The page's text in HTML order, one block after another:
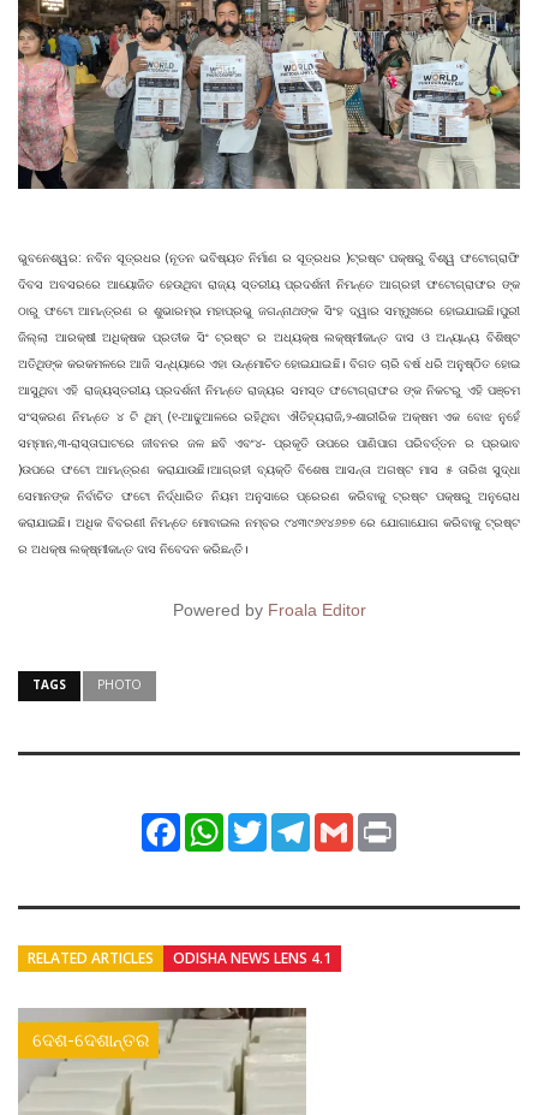
ଭୁବନେଶ୍ୱର: ନବିନ ସୂତ୍ରଧର (ନୂତନ ଭବିଷ୍ୟତ ନିର୍ମାଣ ର ସୂତ୍ରଧର )ଟ୍ରଷ୍ଟ ପକ୍ଷରୁ ବିଶ୍ୱ ଫଟୋଗ୍ରାଫି
ଦିବସ ଅବସରରେ ଆୟୋଜିତ ହେଉଥିବା ରାଜ୍ୟ ସ୍ତରୀୟ ପ୍ରଦର୍ଶନୀ ନିମନ୍ତେ ଆଗ୍ରହୀ ଫଟୋଗ୍ରାଫର ଙ୍କ
ଠାରୁ ଫଟୋ ଆମନ୍ତ୍ରଣ ର ଶୁଭାରମ୍ଭ ମହାପ୍ରଭୁ ଜଗନ୍ନାଥଙ୍କ ସିଂହ ଦ୍ୱାର ସମ୍ମୁଖରେ ହୋଇଯାଇଛି।ପୁରୀ
ଜିଲ୍ଲା ଆରକ୍ଷୀ ଅଧିକ୍ଷକ ପ୍ରତୀକ ସିଂ ଟ୍ରଷ୍ଟ ର ଅଧ୍ୟକ୍ଷ ଲକ୍ଷ୍ମୀକାନ୍ତ ଦାସ ଓ ଅନ୍ୟାନ୍ୟ ବିଶିଷ୍ଟ
ଅତିଥିଙ୍କ କରକମଳରେ ଆଜି ସନ୍ଧ୍ୟାରେ ଏହା ଉନ୍ମୋଚିତ ହୋଇଯାଇଛି। ବିଗତ ଚାରି ବର୍ଷ ଧରି ଅନୁଷ୍ଠିତ ହୋଇ
ଆସୁଥିବା ଏହି ରାଜ୍ୟସ୍ତରୀୟ ପ୍ରଦର୍ଶନୀ ନିମନ୍ତେ ରାଜ୍ୟର ସମସ୍ତ ଫଟୋଗ୍ରାଫର ଙ୍କ ନିକଟରୁ ଏହି ପଞ୍ଚମ
ସଂସ୍କରଣ ନିମନ୍ତେ ୪ ଟି ଥିମ୍ (୧-ଆଢୁଆଳରେ ରହିଥିବା ଐତିହ୍ୟରାଜି,୨-ଶାରୀରିକ ଅକ୍ଷମ ଏକ ବୋଝ ନୁହେଁ
ସମ୍ମାନ,୩-ରାସ୍ତାଘାଟରେ ଜୀବନର ଜଳ ଛବି ଏବଂ୪- ପ୍ରକୃତି ଉପରେ ପାଣିପାଗ ପରିବର୍ତ୍ତନ ର ପ୍ରଭାବ
)ଉପରେ ଫଟୋ ଆମନ୍ତ୍ରଣ କରାଯାଉଛି।ଆଗ୍ରହୀ ବ୍ୟକ୍ତି ବିଶେଷ ଆସନ୍ତା ଅଗଷ୍ଟ ମାସ ୫ ତାରିଖ ସୁଦ୍ଧା
ସେମାନଙ୍କ ନିର୍ବାଚିତ ଫଟୋ ନିର୍ଦ୍ଧାରିତ ନିୟମ ଅନୁସାରେ ପ୍ରେରଣ କରିବାକୁ ଟ୍ରଷ୍ଟ ପକ୍ଷରୁ ଅନୁରୋଧ
କରାଯାଇଛି। ଅଧିକ ବିବରଣୀ ନିମନ୍ତେ ମୋବାଇଲ ନମ୍ବର ୯୪୩୯୬୧୪୬୭୭ ରେ ଯୋଗାଯୋଗ କରିବାକୁ ଟ୍ରଷ୍ଟ
ର ଅଧକ୍ଷ ଲକ୍ଷ୍ମୀକାନ୍ତ ଦାସ ନିବେଦନ କରିଛନ୍ତି।
Powered by Froala Editor
TAGS PHOTO
FacebookWhatsApp
TwitterTelegram
Gmail
RELATED ARTICLES ODISHA NEWS LENS 4.1
ଦେଶ-ଦେଶାନ୍ତର